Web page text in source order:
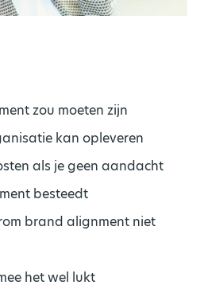
zou moeten zijn
kan opleveren
als je geen aandacht
besteedt
brand alignment niet
het wel lukt